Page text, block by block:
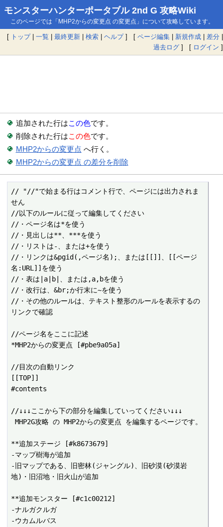
モンスターハンターポータブル 2nd G 攻略Wiki
このページでは「MHP2からの変更点 の変更点」について攻略しています。
[ トップ| 一覧 | 最終更新 | 検索 | ヘルプ] [ ページ編集 | 新規作成 | 差分 |
過去ログ ] [ ログイン ]
追加された行はこの色です。
削除された行はこの色です。
MHP2からの変更点 へ行く。
MHP2からの変更点 の差分を削除
// "//"で始まる行はコメント行で、ページには出力されま
せん
//以下のルールに従って編集してください
//・ページ名は*を使う
//・見出しは**、***を使う
//・リストは-、または+を使う
//・リンクは&pgid(,ページ名);、または[[]]、[[ページ
名:URL]]を使う
//・表は|a|b|、または,a,bを使う
//・改行は、&br;か行末に~を使う
//・その他のルールは、テキスト整形のルールを表示するの
リンクで確認
//ページ名をここに記述
*MHP2からの変更点 [#pbe9a05a]
//目次の自動リンク
[[TOP]]
#contents
//↓↓↓ここから下の部分を編集していってください↓↓↓
MHP2G攻略 の MHP2からの変更点 を編集するページです。
**追加ステージ [#k8673679]
-マップ樹海が追加
-旧マップである、旧密林(ジャングル)、旧砂漠(砂漠岩
地)・旧沼地・旧火山が追加
**追加モンスター [#c1c00212]
-ナルガクルガ
-ウカムルバス